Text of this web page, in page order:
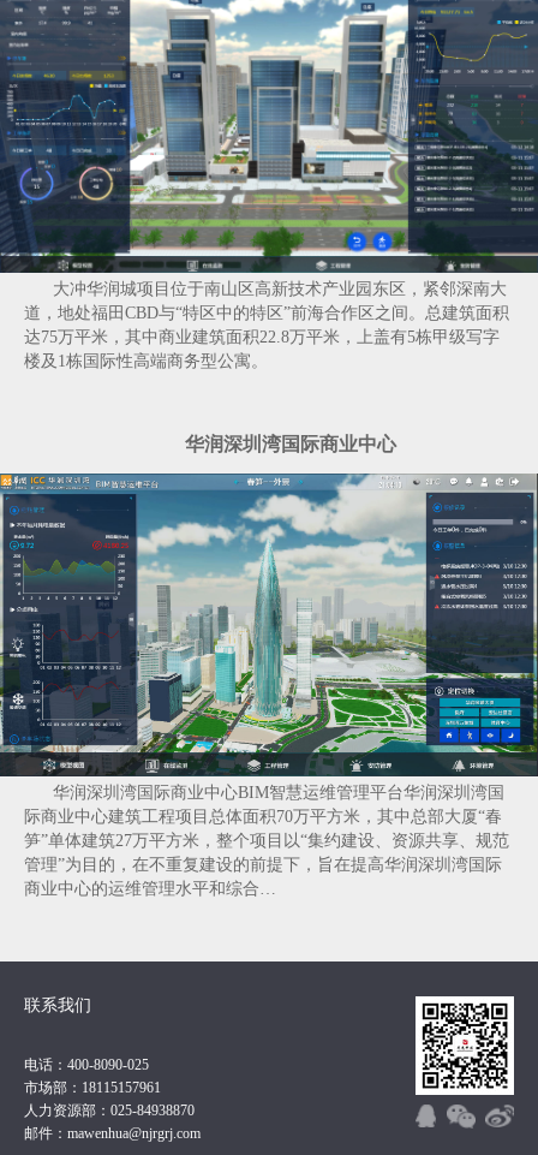
大冲华润城项目位于南山区高新技术产业园东区，紧邻深南大
道，地处福田CBD与“特区中的特区”前海合作区之间。总建筑面积
达75万平米，其中商业建筑面积22.8万平米，上盖有5栋甲级写字
楼及1栋国际性高端商务型公寓。
华润深圳湾国际商业中心
华润深圳湾国际商业中心BIM智慧运维管理平台华润深圳湾国
际商业中心建筑工程项目总体面积70万平方米，其中总部大厦“春
笋”单体建筑27万平方米，整个项目以“集约建设、资源共享、规范
管理”为目的，在不重复建设的前提下，旨在提高华润深圳湾国际
商业中心的运维管理水平和综合…
联系我们
电话：400-8090-025
市场部：18115157961
人力资源部：025-84938870
邮件：mawenhua@njrgrj.com